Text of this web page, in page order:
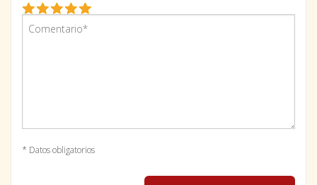
* Datos obligatorios